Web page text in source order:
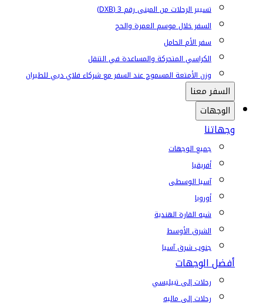
تسيير الرحلات من المبنى رقم 3 (DXB)
السفر خلال موسم العمرة والحج
سفر الأم الحامل
الكراسي المتحركة والمساعدة في التنقل
وزن الأمتعة المسموح عند السفر مع شركاء فلاي دبي للطيران
السفر معنا
الوجهات
وجهاتنا
جميع الوجهات
أفريقيا
آسيا الوسطى
أوروبا
شبه القارة الهندية
الشرق الأوسط
جنوب شرق آسيا
أفضل الوجهات
رحلات إلى تبيليسي
رحلات إلى ماليه